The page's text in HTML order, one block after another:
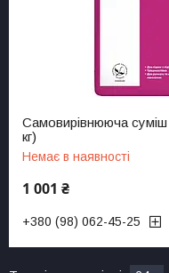
Самовирівнююча
кг)
Немає в наявності
1 001 ₴
+380 (98) 062-45-25